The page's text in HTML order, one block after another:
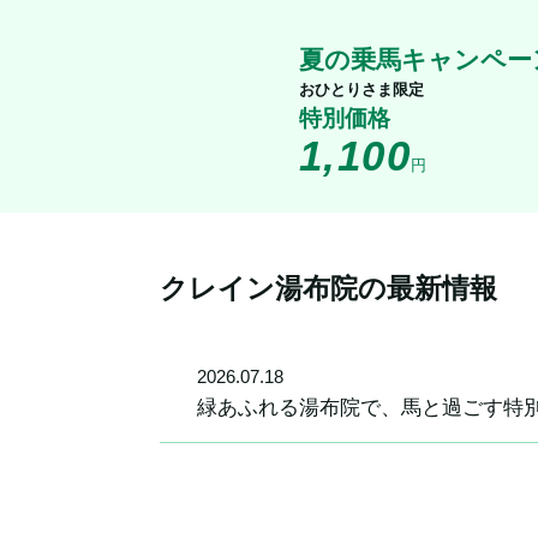
夏の乗馬キャンペー
おひとりさま限定
特別価格
1,100円
クレイン湯布院の最新情報
2026.07.18
緑あふれる湯布院で、馬と過ごす特